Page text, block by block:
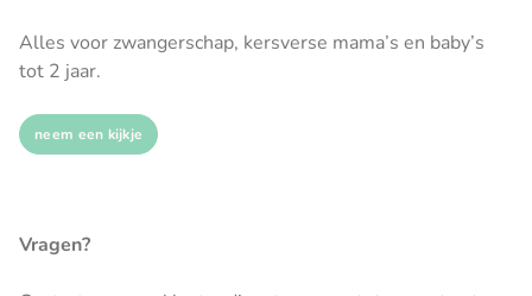
Alles voor zwangerschap, kersverse mama’s en baby’s
tot 2 jaar.
neem een kijkje
Vragen?